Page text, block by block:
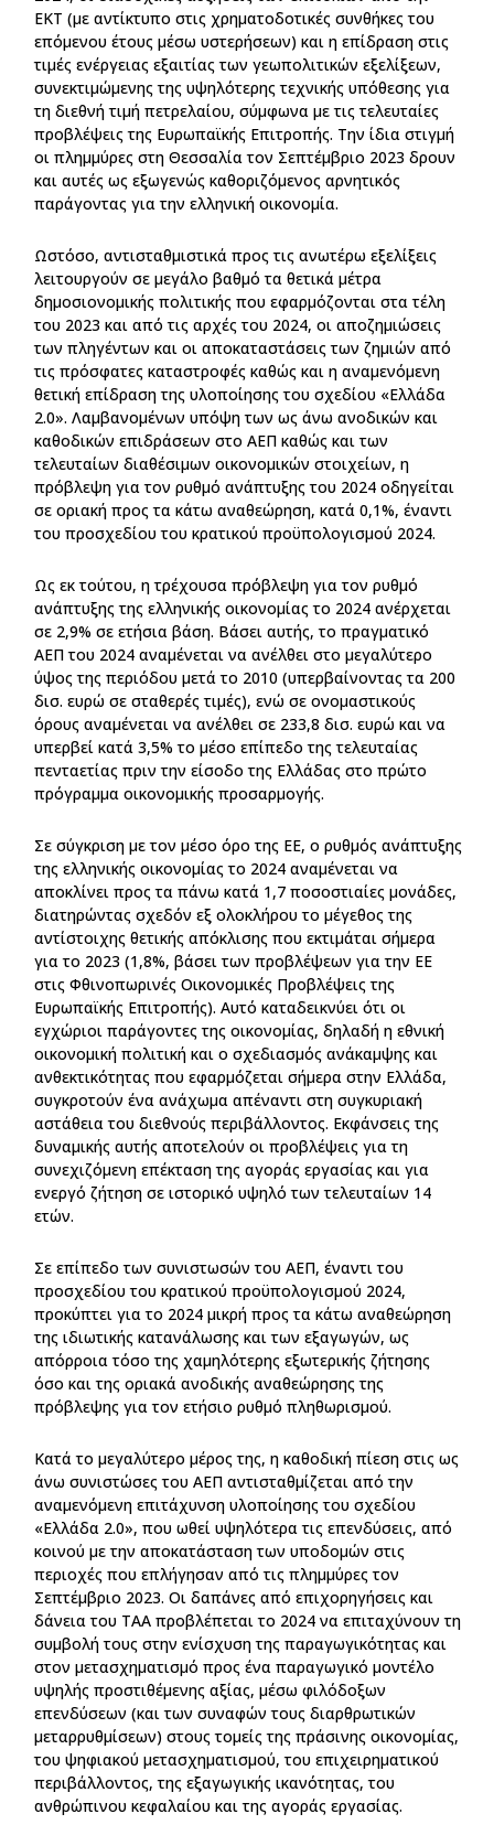
ΕΚΤ (με αντίκτυπο στις χρηματοδοτικές συνθήκες του
επόμενου έτους μέσω υστερήσεων) και η επίδραση στις
τιμές ενέργειας εξαιτίας των γεωπολιτικών εξελίξεων,
συνεκτιμώμενης της υψηλότερης τεχνικής υπόθεσης για
τη διεθνή τιμή πετρελαίου, σύμφωνα με τις τελευταίες
προβλέψεις της Ευρωπαϊκής Επιτροπής. Την ίδια στιγμή
οι πλημμύρες στη Θεσσαλία τον Σεπτέμβριο 2023 δρουν
και αυτές ως εξωγενώς καθοριζόμενος αρνητικός
παράγοντας για την ελληνική οικονομία.
Ωστόσο, αντισταθμιστικά προς τις ανωτέρω εξελίξεις
λειτουργούν σε μεγάλο βαθμό τα θετικά μέτρα
δημοσιονομικής πολιτικής που εφαρμόζονται στα τέλη
του 2023 και από τις αρχές του 2024, οι αποζημιώσεις
των πληγέντων και οι αποκαταστάσεις των ζημιών από
τις πρόσφατες καταστροφές καθώς και η αναμενόμενη
θετική επίδραση της υλοποίησης του σχεδίου «Ελλάδα
2.0». Λαμβανομένων υπόψη των ως άνω ανοδικών και
καθοδικών επιδράσεων στο ΑΕΠ καθώς και των
τελευταίων διαθέσιμων οικονομικών στοιχείων, η
πρόβλεψη για τον ρυθμό ανάπτυξης του 2024 οδηγείται
σε οριακή προς τα κάτω αναθεώρηση, κατά 0,1%, έναντι
του προσχεδίου του κρατικού προϋπολογισμού 2024.
Ως εκ τούτου, η τρέχουσα πρόβλεψη για τον ρυθμό
ανάπτυξης της ελληνικής οικονομίας το 2024 ανέρχεται
σε 2,9% σε ετήσια βάση. Βάσει αυτής, το πραγματικό
ΑΕΠ του 2024 αναμένεται να ανέλθει στο μεγαλύτερο
ύψος της περιόδου μετά το 2010 (υπερβαίνοντας τα 200
δισ. ευρώ σε σταθερές τιμές), ενώ σε ονομαστικούς
όρους αναμένεται να ανέλθει σε 233,8 δισ. ευρώ και να
υπερβεί κατά 3,5% το μέσο επίπεδο της τελευταίας
πενταετίας πριν την είσοδο της Ελλάδας στο πρώτο
πρόγραμμα οικονομικής προσαρμογής.
Σε σύγκριση με τον μέσο όρο της ΕΕ, ο ρυθμός ανάπτυξης
της ελληνικής οικονομίας το 2024 αναμένεται να
αποκλίνει προς τα πάνω κατά 1,7 ποσοστιαίες μονάδες,
διατηρώντας σχεδόν εξ ολοκλήρου το μέγεθος της
αντίστοιχης θετικής απόκλισης που εκτιμάται σήμερα
για το 2023 (1,8%, βάσει των προβλέψεων για την ΕΕ
στις Φθινοπωρινές Οικονομικές Προβλέψεις της
Ευρωπαϊκής Επιτροπής). Αυτό καταδεικνύει ότι οι
εγχώριοι παράγοντες της οικονομίας, δηλαδή η εθνική
οικονομική πολιτική και ο σχεδιασμός ανάκαμψης και
ανθεκτικότητας που εφαρμόζεται σήμερα στην Ελλάδα,
συγκροτούν ένα ανάχωμα απέναντι στη συγκυριακή
αστάθεια του διεθνούς περιβάλλοντος. Εκφάνσεις της
δυναμικής αυτής αποτελούν οι προβλέψεις για τη
συνεχιζόμενη επέκταση της αγοράς εργασίας και για
ενεργό ζήτηση σε ιστορικό υψηλό των τελευταίων 14
ετών.
Σε επίπεδο των συνιστωσών του ΑΕΠ, έναντι του
προσχεδίου του κρατικού προϋπολογισμού 2024,
προκύπτει για το 2024 μικρή προς τα κάτω αναθεώρηση
της ιδιωτικής κατανάλωσης και των εξαγωγών, ως
απόρροια τόσο της χαμηλότερης εξωτερικής ζήτησης
όσο και της οριακά ανοδικής αναθεώρησης της
πρόβλεψης για τον ετήσιο ρυθμό πληθωρισμού.
Κατά το μεγαλύτερο μέρος της, η καθοδική πίεση στις ως
άνω συνιστώσες του ΑΕΠ αντισταθμίζεται από την
αναμενόμενη επιτάχυνση υλοποίησης του σχεδίου
«Ελλάδα 2.0», που ωθεί υψηλότερα τις επενδύσεις, από
κοινού με την αποκατάσταση των υποδομών στις
περιοχές που επλήγησαν από τις πλημμύρες τον
Σεπτέμβριο 2023. Οι δαπάνες από επιχορηγήσεις και
δάνεια του ΤΑΑ προβλέπεται το 2024 να επιταχύνουν τη
συμβολή τους στην ενίσχυση της παραγωγικότητας και
στον μετασχηματισμό προς ένα παραγωγικό μοντέλο
υψηλής προστιθέμενης αξίας, μέσω φιλόδοξων
επενδύσεων (και των συναφών τους διαρθρωτικών
μεταρρυθμίσεων) στους τομείς της πράσινης οικονομίας,
του ψηφιακού μετασχηματισμού, του επιχειρηματικού
περιβάλλοντος, της εξαγωγικής ικανότητας, του
ανθρώπινου κεφαλαίου και της αγοράς εργασίας.